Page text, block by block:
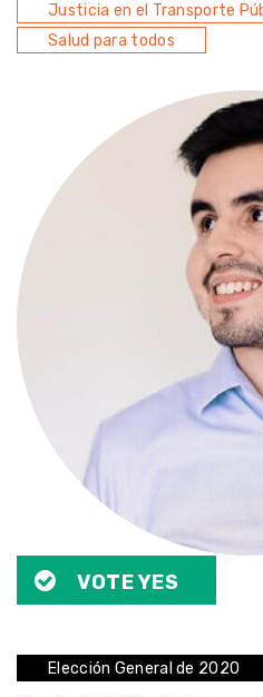
Justicia en el Transporte
Salud para todos
VOTE YES
Elección General de 2020